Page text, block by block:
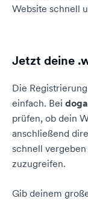
Website schnell
Jetzt deine
Die
einfach. Bei
prüfen, ob dein
anschließend
schnell
zuzugreifen.
Gib deinem